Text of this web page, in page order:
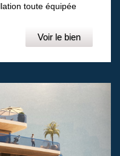
toute équipée
Voir le bien